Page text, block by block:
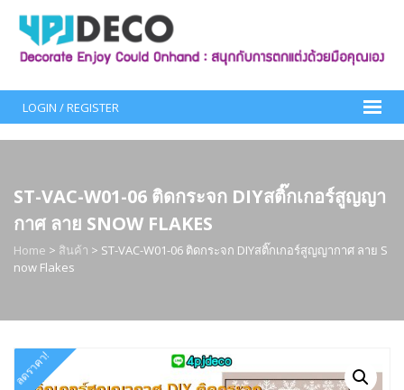
content
LOGIN / REGISTER
ST-VAC-W01-06 ติดกระจก DIYสติ๊กเกอร์สูญญา
กาศ ลาย SNOW FLAKES
Home > สินค้า > ST-VAC-W01-06 ติดกระจก DIYสติ๊กเกอร์สูญญากาศ ลาย S
now Flakes
ลดราคา!